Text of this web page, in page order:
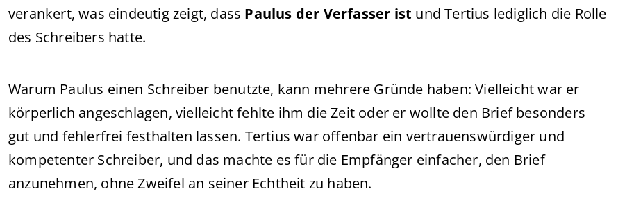
verankert, was eindeutig zeigt, dass Paulus der Verfasser ist und Tertius lediglich die Rolle
des Schreibers hatte.
Warum Paulus einen Schreiber benutzte, kann mehrere Gründe haben: Vielleicht war er
körperlich angeschlagen, vielleicht fehlte ihm die Zeit oder er wollte den Brief besonders
gut und fehlerfrei festhalten lassen. Tertius war offenbar ein vertrauenswürdiger und
kompetenter Schreiber, und das machte es für die Empfänger einfacher, den Brief
anzunehmen, ohne Zweifel an seiner Echtheit zu haben.